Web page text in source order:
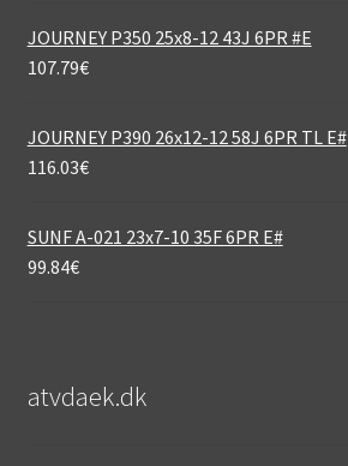
JOURNEY P350 25x8-12 43J 6PR #E
107.79€
JOURNEY P390 26x12-12 58J 6PR TL E#
116.03€
SUNF A-021 23x7-10 35F 6PR E#
99.84€
atvdaek.dk